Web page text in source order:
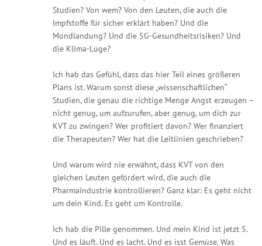
Studien? Von wem? Von den Leuten, die auch die
Impfstoffe für sicher erklärt haben? Und die
Mondlandung? Und die 5G-Gesundheitsrisiken? Und
die Klima-Lüge?
Ich hab das Gefühl, dass das hier Teil eines größeren
Plans ist. Warum sonst diese „wissenschaftlichen“
Studien, die genau die richtige Menge Angst erzeugen –
nicht genug, um aufzurufen, aber genug, um dich zur
KVT zu zwingen? Wer profitiert davon? Wer finanziert
die Therapeuten? Wer hat die Leitlinien geschrieben?
Und warum wird nie erwähnt, dass KVT von den
gleichen Leuten gefördert wird, die auch die
Pharmaindustrie kontrollieren? Ganz klar: Es geht nicht
um dein Kind. Es geht um Kontrolle.
Ich hab die Pille genommen. Und mein Kind ist jetzt 5.
Und es läuft. Und es lacht. Und es isst Gemüse. Was